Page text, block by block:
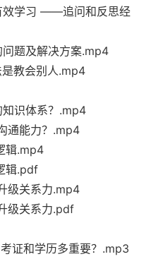
效学习 ——追问和反思经
题及解决方案.mp4
教会别人.mp4
识体系？.mp4
通能力？.mp4
辑.mp4
辑.pdf
级关系力.mp4
级关系力.pdf
证和学历多重要？.mp3